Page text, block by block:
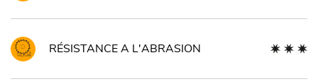
RÉSISTANCE A L'ABRASION